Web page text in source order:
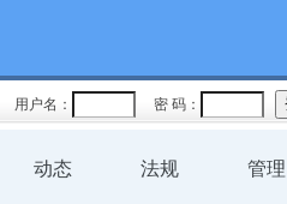
用户名： 密 码：
动态 法规 管理